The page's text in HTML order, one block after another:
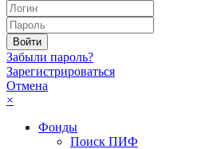
Забыли пароль?
Зарегистрироваться
Отмена
×
Фонды
Поиск ПИФ